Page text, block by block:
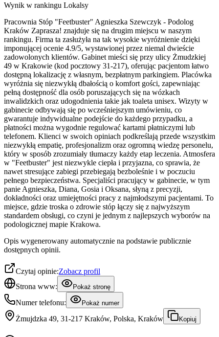
Wynik w rankingu Lokalsy
Pracownia Stóp "Feetbuster" Agnieszka Szewczyk - Podolog
Kraków Zaprasza! znajduje się na drugim miejscu w naszym
rankingu. Firma ta zasłużyła na tak wysokie wyróżnienie dzięki
imponującej ocenie 4.9/5, wystawionej przez niemal dwieście
zadowolonych klientów. Gabinet mieści się przy ulicy Żmudzkiej
49 w Krakowie (kod pocztowy 31-217), oferując pacjentom łatwo
dostępną lokalizację z własnym, bezpłatnym parkingiem. Placówka
wyróżnia się niezwykłą dbałością o komfort gości, zapewniając
pełną dostępność dla osób poruszających się na wózkach
inwalidzkich oraz udogodnienia takie jak toaleta unisex. Wizyty w
gabinecie odbywają się po wcześniejszym umówieniu, co
gwarantuje indywidualne podejście do każdego przypadku, a
płatności można wygodnie regulować kartami płatniczymi lub
telefonem. Klienci w swoich opiniach podkreślają przede wszystkim
niezwykłą empatię, profesjonalizm oraz ogromną wiedzę personelu,
który w sposób zrozumiały tłumaczy każdy etap leczenia. Atmosfera
w "Feetbuster" jest niezwykle ciepła i przyjazna, co sprawia, że
nawet stresujące zabiegi przebiegają bezboleśnie i w poczuciu
pełnego bezpieczeństwa. Specjaliści pracujący w gabinecie, w tym
panie Agnieszka, Diana, Gosia i Oksana, słyną z precyzji,
dokładności oraz umiejętności pracy z najmłodszymi pacjentami. To
miejsce, gdzie troska o zdrowie stóp łączy się z najwyższym
standardem obsługi, co czyni je jednym z najlepszych wyborów na
podologicznej mapie Krakowa.
Opis wygenerowany automatycznie na podstawie publicznie
dostępnych opinii.
Czytaj opinie:Zobacz profil
Strona www:
Pokaż stronę
Numer telefonu: Pokaż numer
Żmujdzka 49, 31-217 Kraków, Polska, Kraków Kopiuj